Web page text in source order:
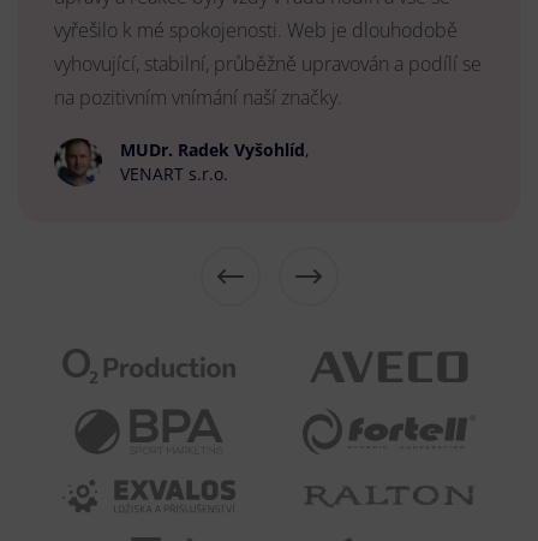
vyřešilo k mé spokojenosti. Web je dlouhodobě
vyhovující, stabilní, průběžně upravován a podílí se
na pozitivním vnímání naší značky.
MUDr. Radek Vyšohlíd,
VENART s.r.o.